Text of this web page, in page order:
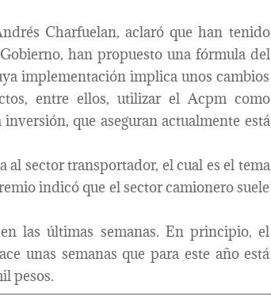
Charfuelan, aclaró que han tenido
han propuesto una fórmula del
implementación implica unos cambios
entre ellos, utilizar el Acpm como
que aseguran actualmente está
al sector transportador, el cual es el tema
indicó que el sector camionero suele
las últimas semanas. En principio, el
unas semanas que para este año está
pesos.